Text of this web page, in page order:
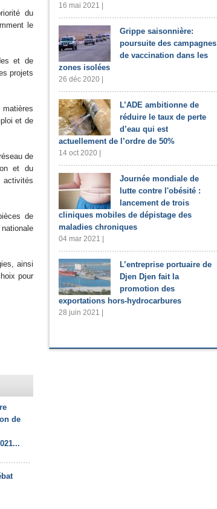
du
le
et de
projets
et de
de
et du
activités
de
ainsi
pour
de
16 mai 2021 |
Grippe saisonnière:
poursuite des campagnes
de vaccination dans les
zones isolées
26 déc 2020 |
L’ADE ambitionne de
réduire le taux de perte
d’eau qui est
actuellement de l’ordre de 50%
14 oct 2020 |
Journée mondiale de
lutte contre l'obésité :
lancement de trois
cliniques mobiles de dépistage des
maladies chroniques
04 mar 2021 |
L’entreprise portuaire de
Djen Djen fait la
promotion des
exportations hors-hydrocarbures
28 juin 2021 |